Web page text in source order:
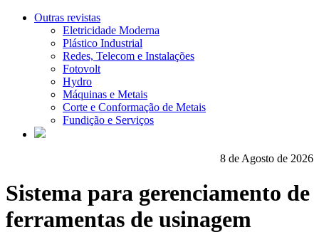
Outras revistas
Eletricidade Moderna
Plástico Industrial
Redes, Telecom e Instalações
Fotovolt
Hydro
Máquinas e Metais
Corte e Conformação de Metais
Fundição e Serviços
8 de Agosto de 2026
Sistema para gerenciamento de
ferramentas de usinagem